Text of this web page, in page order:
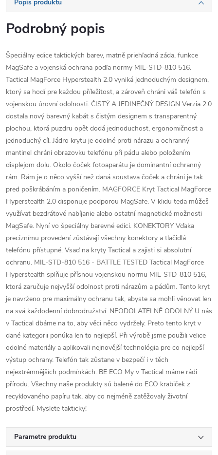
Popis produktu
Podrobný popis
Špeciálny edice taktických barev, matně priehľadná záda, funkce
MagSafe a vojenská ochrana podľa normy MIL-STD-810 516.
Tactical MagForce Hyperstealth 2.0 vyniká jednoduchým designem,
ktorý sa hodí pre každou příležitost, a zároveň chráni váš telefón s
vojenskou úrovní odolnosti. ČISTÝ A JEDINEČNÝ DESIGN Verzia 2.0
dostala nový barevný kabát s čistým designem s transparentný
plochou, ktorá puzdru opět dodá jednoduchost, ergonomičnost a
jednoduchý cíl. Jádro krytu je odolné proti nárazu a ochranný
mantinel chráni obrazovku telefónu při pádu alebo položením
displejom dolu. Okolo čoček fotoaparátu je dominantní ochranný
rám. Rám je o něco vyšší než daná soustava čoček a chráni je tak
pred poškrábáním a poničením. MAGFORCE Kryt Tactical MagForce
Hyperstealth 2.0 disponuje podporou MagSafe. V klidu teda můžeš
využívat bezdrátové nabíjanie alebo ostatní magnetické možnosti
MagSafe. Nyní vo špeciálny barevné edici. KONEKTORY Vďaka
preciznímu provedení zůstávají všechny konektory a tlačidlá
telefónu přístupné. Vsaď na kryty Tactical a zajisti si absolutní
ochranu. MIL-STD-810 516 - BATTLE TESTED Tactical MagForce
Hyperstealth splňuje přísnou vojenskou normu MIL-STD-810 516,
ktorá zaručuje nejvyšší odolnost proti nárazům a pádům. Tento kryt
je navrženo pre maximálny ochranu tak, abyste sa mohli věnovat len
na svá každodenní dobrodružství. NEODOLATELNĚ ODOLNÝ U nás
v Tactical dbáme na to, aby věci něco vydržely. Preto tento kryt v
dané kategorii ponúka len to nejlepší. Při výrobě jsme použili velice
odolné materiály a aplikovali nejnovější technológia pre co nejlepší
výstup ochrany. Telefón tak zůstane v bezpečí i v těch
nejextrémnějších podmínkách. BE ECO My v Tactical máme rádi
přírodu. Všechny naše produkty sú balené do ECO krabiček z
recyklovaného papíru tak, aby co nejméně zatěžovaly životní
prostředí. Myslete takticky!
Parametre produktu